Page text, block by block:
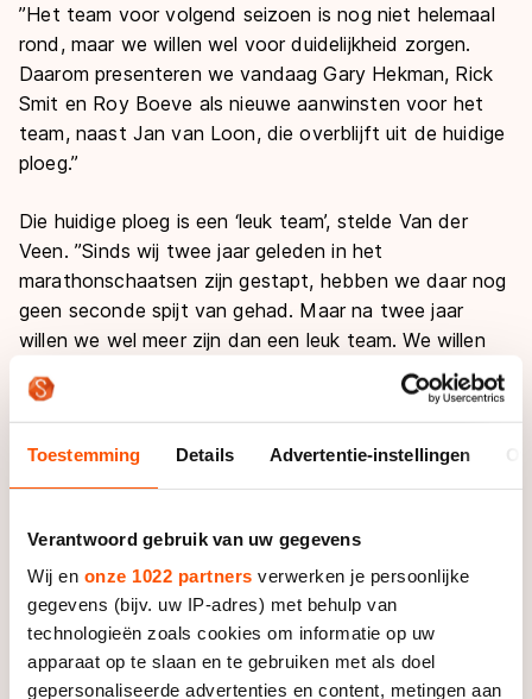
Toestemming Details Advertentie-instellingen
Verantwoord gebruik van uw gegevens
Wij en onze 1022 partners verwerken je persoonlijke
gegevens (bijv. uw IP-adres) met behulp van
technologieën zoals cookies om informatie op uw
apparaat op te slaan en te gebruiken met als doel
gepersonaliseerde advertenties en content, metingen aan
’’Het team voor volgend seizoen is nog niet helemaal
rond, maar we willen wel voor duidelijkheid zorgen.
Daarom presenteren we vandaag Gary Hekman, Rick
Smit en Roy Boeve als nieuwe aanwinsten voor het
team, naast Jan van Loon, die overblijft uit de huidige
ploeg.’’
Die huidige ploeg is een ‘leuk team’, stelde Van der
Veen. ’’Sinds wij twee jaar geleden in het
marathonschaatsen zijn gestapt, hebben we daar nog
geen seconde spijt van gehad. Maar na twee jaar
willen we wel meer zijn dan een leuk team. We willen
winnen. Die stap hebben we vandaag gezet, want we
denken met Gary Hekman overwinningen te hebben
binnengehaald.’’
Van het huidige AB Vakwerk blijft vrijwel niemand over.
vertrekken. Voor Sam Boon, Mark Horsten en Ruben
Wieberdink wordt meegedacht over ‘een oplossing’.
Ook de toekomst van de huidige ploegleider Yoeri
Lissenberg is ongewis. ’’We zijn met hem in gesprek
over zijn rol’’, stelde Van der Veen.